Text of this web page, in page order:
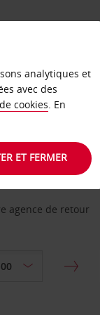
agence de retour
analytiques et
avec des
cookies. En
ET FERMER